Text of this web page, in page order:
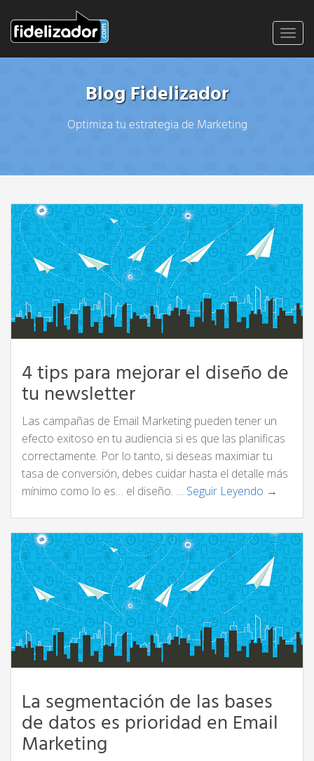
Blog Fidelizador
Optimiza tu estrategia de Marketing
4 tips para mejorar el diseño de
tu newsletter
Las campañas de Email Marketing pueden tener un
efecto exitoso en tu audiencia si es que las planificas
correctamente. Por lo tanto, si deseas maximiar tu
tasa de conversión, debes cuidar hasta el detalle más
mínimo como lo es… el diseño. … Seguir Leyendo →
La segmentación de las bases
de datos es prioridad en Email
Marketing